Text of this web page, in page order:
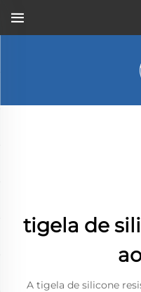
tigela de
A tigela de silicone